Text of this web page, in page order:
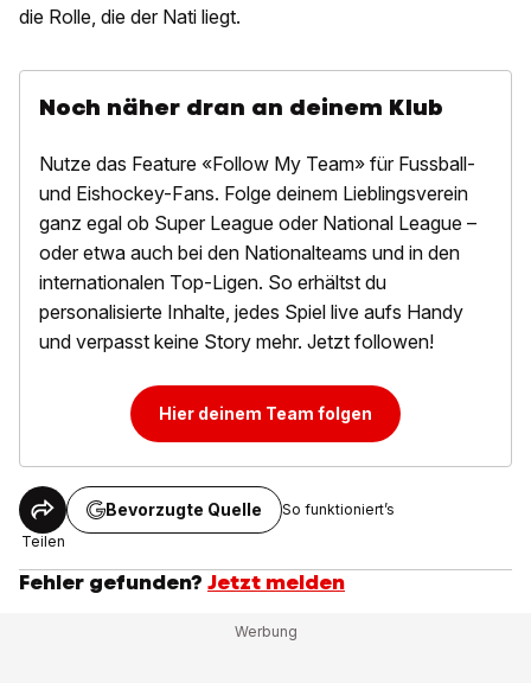
die Rolle, die der Nati liegt.
Noch näher dran an deinem Klub
Nutze das Feature «Follow My Team» für Fussball-
und Eishockey-Fans. Folge deinem Lieblingsverein
ganz egal ob Super League oder National League –
oder etwa auch bei den Nationalteams und in den
internationalen Top-Ligen. So erhältst du
personalisierte Inhalte, jedes Spiel live aufs Handy
und verpasst keine Story mehr. Jetzt followen!
Hier deinem Team folgen
Teilen
Bevorzugte Quelle So funktioniert’s
Fehler gefunden? Jetzt melden